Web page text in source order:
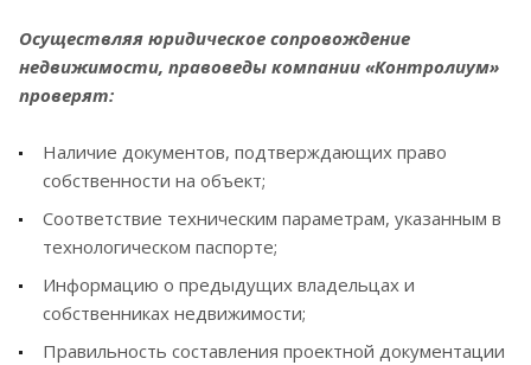
Осуществляя юридическое сопровождение
недвижимости, правоведы компании «Контролиум»
проверят:
Наличие документов, подтверждающих право
собственности на объект;
Соответствие техническим параметрам, указанным в
технологическом паспорте;
Информацию о предыдущих владельцах и
собственниках недвижимости;
Правильность составления проектной документации